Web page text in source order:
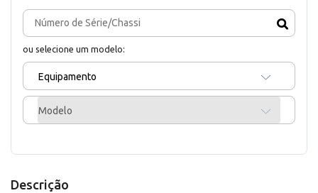
ou selecione um modelo:
Equipamento
Modelo
Descrição